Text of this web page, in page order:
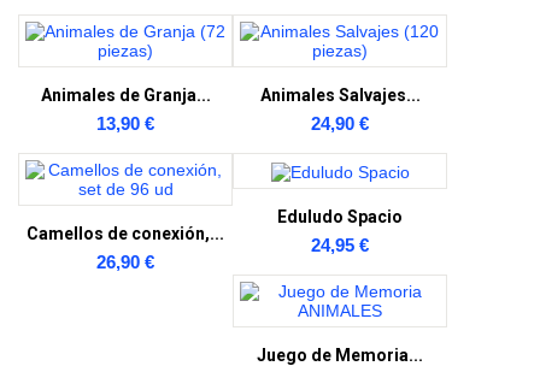
Animales de Granja...
13,90 €
Animales Salvajes...
24,90 €
Camellos de conexión,...
26,90 €
Eduludo Spacio
24,95 €
Juego de Memoria...